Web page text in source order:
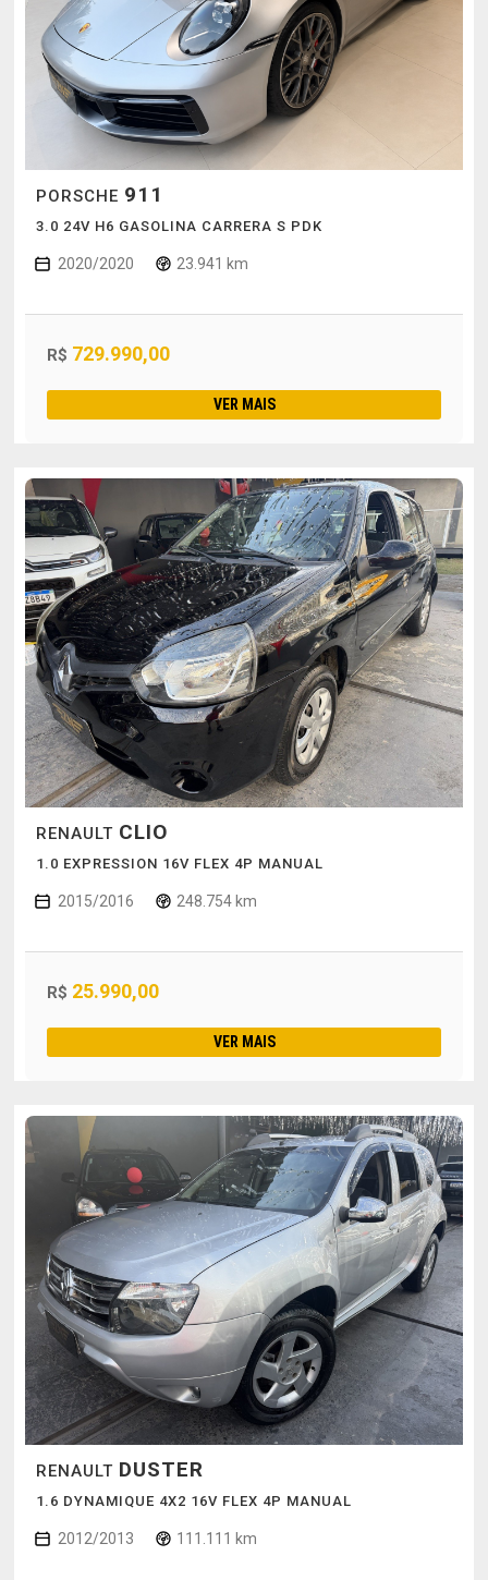
PORSCHE 911
3.0 24V H6 GASOLINA CARRERA S PDK
2020/2020 23.941 km
R$ 729.990,00
VER MAIS
RENAULT CLIO
1.0 EXPRESSION 16V FLEX 4P MANUAL
2015/2016 248.754 km
R$ 25.990,00
VER MAIS
RENAULT DUSTER
1.6 DYNAMIQUE 4X2 16V FLEX 4P MANUAL
2012/2013 111.111 km